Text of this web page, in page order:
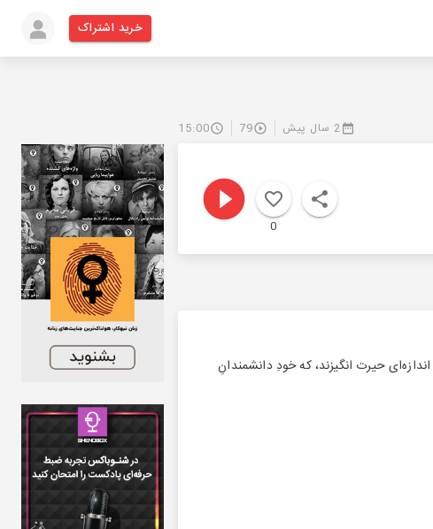
خرید اشتراک
2 سال پیش 79
15:00
0
حیرت انگیزند، که خودِ دانشمندانِ